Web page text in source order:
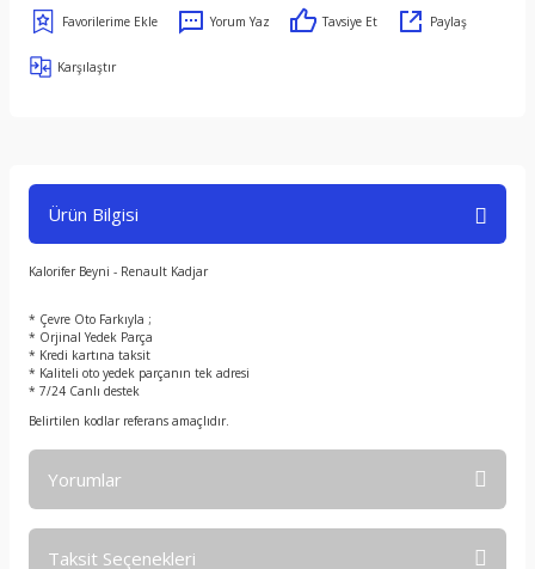
Yorum Yaz Tavsiye Et Paylaş
Karşılaştır
Ürün Bilgisi
Kalorifer Beyni - Renault Kadjar
* Çevre Oto Farkıyla ;
* Orjinal Yedek Parça
* Kredi kartına taksit
* Kaliteli oto yedek parçanın tek adresi
* 7/24 Canlı destek
Belirtilen kodlar referans amaçlıdır.
Yorumlar
Taksit Seçenekleri